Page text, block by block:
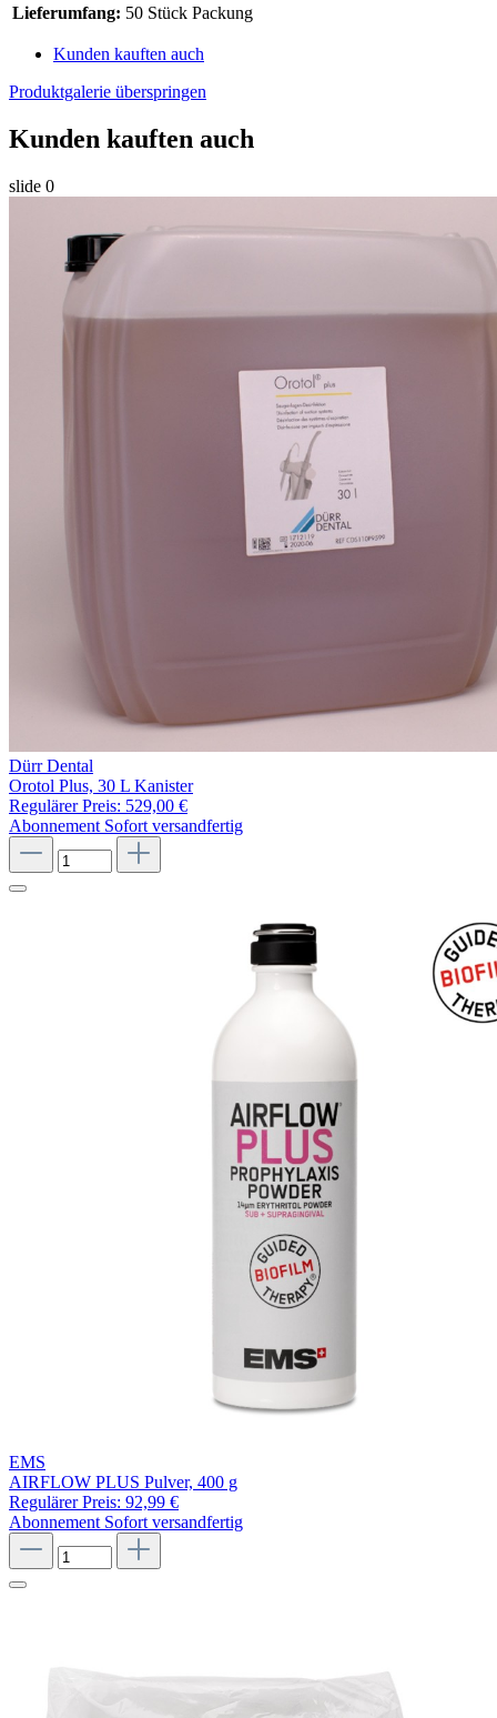
Lieferumfang: 50 Stück Packung
Kunden kauften auch
Produktgalerie überspringen
Kunden kauften auch
slide 0
Dürr Dental
Orotol Plus, 30 L Kanister
Regulärer Preis: 529,00 €
Abonnement Sofort versandfertig
EMS
AIRFLOW PLUS Pulver, 400 g
Regulärer Preis: 92,99 €
Abonnement Sofort versandfertig